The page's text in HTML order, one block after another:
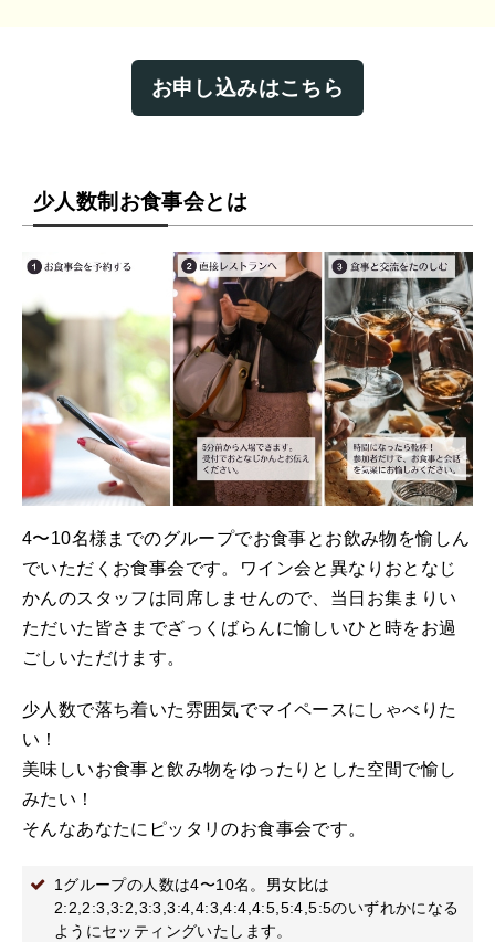
お申し込みはこちら
少人数制お食事会とは
4〜10名様までのグループでお食事とお飲み物を愉しん
でいただくお食事会です。ワイン会と異なりおとなじ
かんのスタッフは同席しませんので、当日お集まりい
ただいた皆さまでざっくばらんに愉しいひと時をお過
ごしいただけます。
少人数で落ち着いた雰囲気でマイペースにしゃべりた
い！
美味しいお食事と飲み物をゆったりとした空間で愉し
みたい！
そんなあなたにピッタリのお食事会です。
1グループの人数は4〜10名。男女比は
2:2,2:3,3:2,3:3,3:4,4:3,4:4,4:5,5:4,5:5のいずれかになる
ようにセッティングいたします。